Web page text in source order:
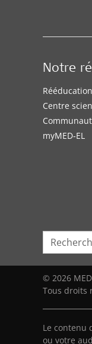
Notre
Centre
myMED‑EL
© 2026
Tous droits
Le contenu
ou votre